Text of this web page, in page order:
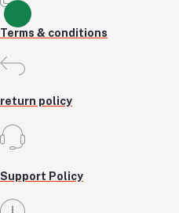
Terms & conditions
return policy
Support Policy